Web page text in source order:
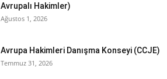
Avrupalı Hakimler)
Ağustos 1, 2026
Avrupa Hakimleri Danışma Konseyi (CCJE)
Temmuz 31, 2026